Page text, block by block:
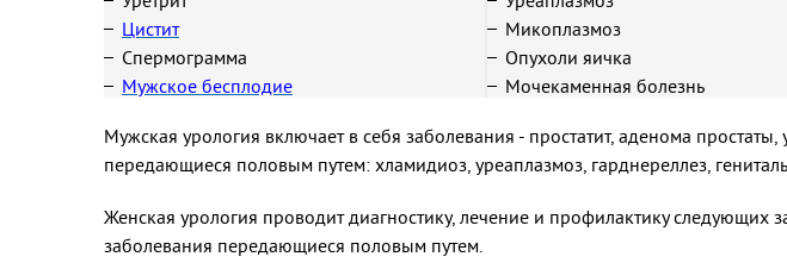
Цистит
Спермограмма
Мужское бесплодие
Микоплазмоз
Опухоли яичка
Мочекаменная болезнь
Мужская урология включает в себя заболевания - простатит, аденома
передающиеся половым путем: хламидиоз, уреаплазмоз, гарднереллез,
Женская урология проводит диагностику, лечение и профилактику следующих
заболевания передающиеся половым путем.